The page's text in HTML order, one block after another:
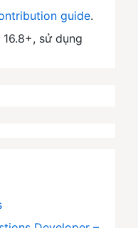
guide.
sử dụng